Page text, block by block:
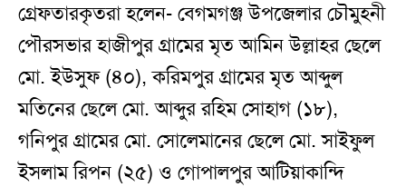
গ্রেফতারকৃতরা হলেন- বেগমগঞ্জ উপজেলার চৌমুহনী
পৌরসভার হাজীপুর গ্রামের মৃত আমিন উল্লাহর ছেলে
মো. ইউসুফ (৪০), করিমপুর গ্রামের মৃত আব্দুল
মতিনের ছেলে মো. আব্দুর রহিম সোহাগ (১৮),
গনিপুর গ্রামের মো. সোলেমানের ছেলে মো. সাইফুল
ইসলাম রিপন (২৫) ও গোপালপুর আটিয়াকান্দি